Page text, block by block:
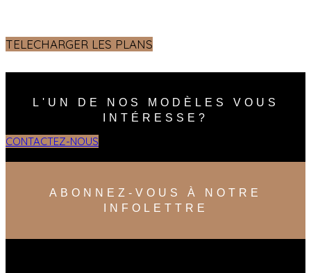
TELECHARGER LES PLANS
L'UN DE NOS MODÈLES VOUS
INTÉRESSE?
CONTACTEZ-NOUS
ABONNEZ-VOUS À NOTRE
INFOLETTRE